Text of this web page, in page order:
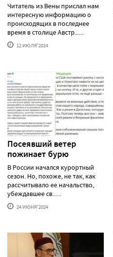
Читатель из Вены прислал нам
интересную информацию о
происходящих в последнее
время в столице Австр......
12 ИЮЛЯ'2024
Посеявший ветер
пожинает бурю
В России начался курортный
сезон. Но, похоже, не так, как
рассчитывало ее начальство,
убеждавшее св......
24 ИЮНЯ'2024